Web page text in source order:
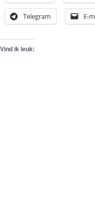
Telegram E-
Vind ik leuk: